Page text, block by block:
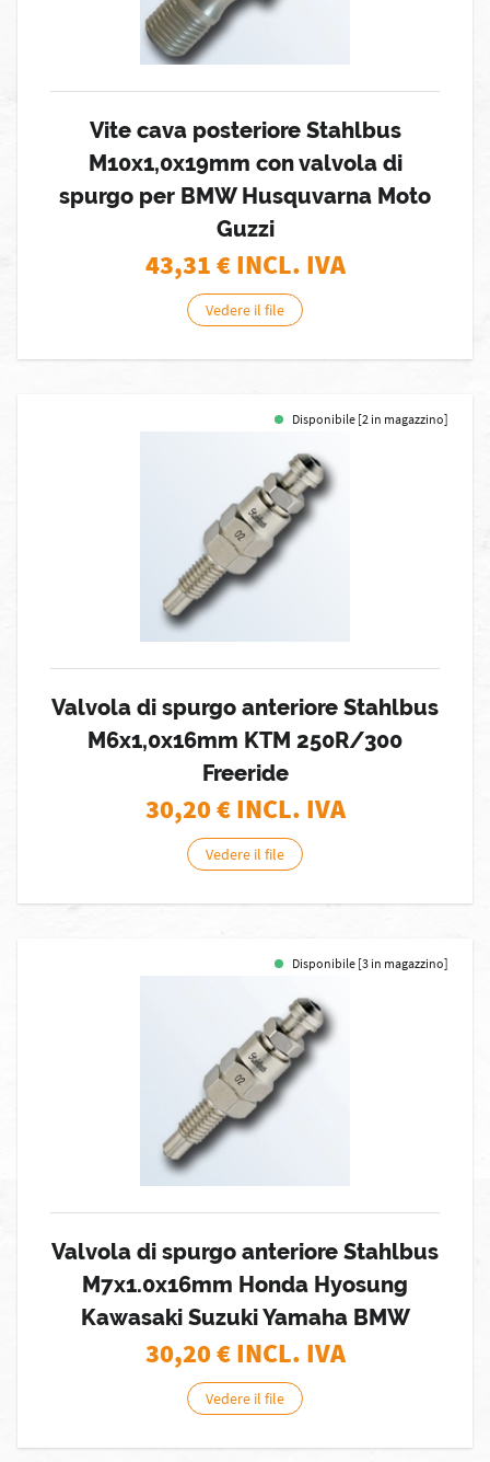
Vite cava posteriore Stahlbus
M10x1,0x19mm con valvola di
spurgo per BMW Husquvarna Moto
Guzzi
43,31€ INCL. IVA
Vedere il file
Disponibile [2 in magazzino]
Valvola di spurgo anteriore Stahlbus
M6x1,0x16mm KTM 250R/300
Freeride
30,20€ INCL. IVA
Vedere il file
Disponibile [3 in magazzino]
Valvola di spurgo anteriore Stahlbus
M7x1.0x16mm Honda Hyosung
Kawasaki Suzuki Yamaha BMW
30,20€ INCL. IVA
Vedere il file